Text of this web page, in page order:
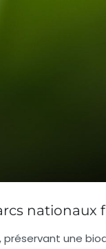
nationaux
préservant une